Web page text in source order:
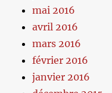
mai 2016
avril 2016
mars 2016
février 2016
janvier 2016